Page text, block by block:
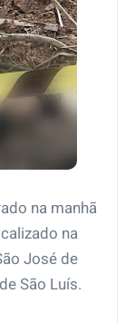
na manhã
na
José de
São Luís.